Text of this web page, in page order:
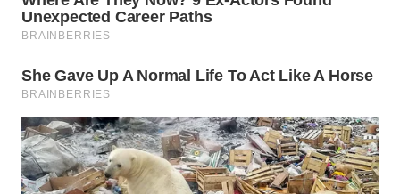
MKLI
KOPEKLIN